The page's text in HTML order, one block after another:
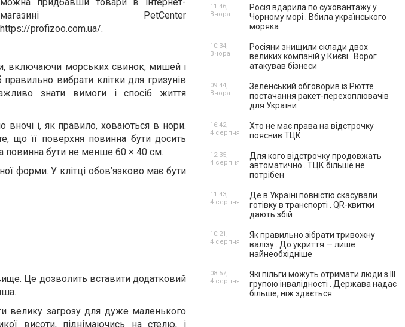
магазині PetCenter
https://profizoo.com.ua/.
включаючи морських свинок, мишей і
вибрати клітки для гризунів
знати вимоги і спосіб життя
вночі і, як правило, ховаються в нори.
що її поверхня повинна бути досить
повинна бути не менше 60 × 40 см.
форми. У клітці обов’язково має бути
Це дозволить вставити додатковий
велику загрозу для дуже маленького
висоти, піднімаючись на стелю, і
Росія вдарила по суховантажу у
Чорному морі . Вбила українського
моряка
11:46,
Вчора
Росіяни знищили склади двох
великих компаній у Києві . Ворог
атакував бізнеси
10:34,
Вчора
Зеленський обговорив із Рютте
постачання ракет-перехоплювачів
для України
09:44,
Вчора
Хто не має права на відстрочку
пояснив ТЦК
16:42,
4 серпня
Для кого відстрочку продовжать
автоматично . ТЦК більше не
потрібен
12:35,
4 серпня
Де в Україні повністю скасували
готівку в транспорті . QR-квитки
дають збій
11:43,
4 серпня
Як правильно зібрати тривожну
валізу . До укриття — лише
найнеобхідніше
10:21,
4 серпня
Які пільги можуть отримати люди з III
групою інвалідності . Держава надає
більше, ніж здається
08:57,
4 серпня